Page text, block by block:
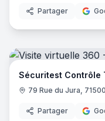
Partager
Sécuritest Contrôle
79 Rue du Jura,
Partager